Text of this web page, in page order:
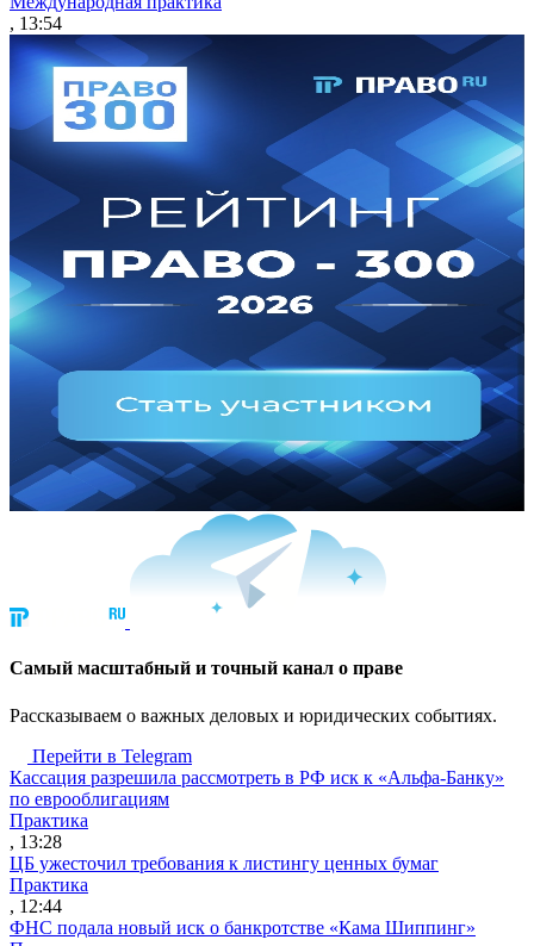
, 13:54
Cамый масштабный и точный канал о праве
Рассказываем о важных деловых и юридических событиях.
Перейти в Telegram
Кассация разрешила рассмотреть в РФ иск к «Альфа-Банку»
по еврооблигациям
Практика
, 13:28
ЦБ ужесточил требования к листингу ценных бумаг
Практика
, 12:44
ФНС подала новый иск о банкротстве «Кама Шиппинг»